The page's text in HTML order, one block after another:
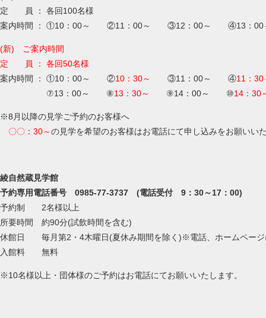
定 員 ： 各回100名様
案内時間 ： ①10：00～ ②11：00～ ③12：00～ ④13：
(新) ご案内時間
定 員 ： 各回50名様
案内時間 ： ①10：00～ ②10：30～ ③11：00～ ④11：
⑦13：00～ ⑧13：30～ ⑨14：00～ ⑩14：30
※8月以降の見学ご予約のお客様へ
〇〇：30～の見学を希望のお客様はお電話にて申し込みをお願いい
綾自然蔵見学館
予約専用電話番号 0985-77-3737 (電話受付 9：30～17：00)
予約制 2名様以上
所要時間 約90分(試飲時間を含む)
休館日 毎月第2・4木曜日(夏休み期間を除く)※電話、ホームページ
入館料 無料
※10名様以上・団体様のご予約はお電話にてお願いいたします。